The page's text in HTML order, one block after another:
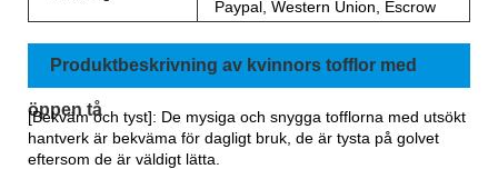
Paypal, Western Union, Escrow
Produktbeskrivning av kvinnors tofflor med
öppen tå
[Bekväm och tyst]: De mysiga och snygga tofflorna med utsökt
hantverk är bekväma för dagligt bruk, de är tysta på golvet
eftersom de är väldigt lätta.